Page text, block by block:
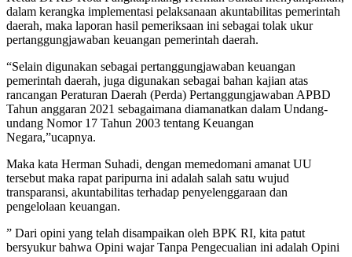
dalam kerangka implementasi pelaksanaan akuntabilitas pemerintah
daerah, maka laporan hasil pemeriksaan ini sebagai tolak ukur
pertanggungjawaban keuangan pemerintah daerah.
“Selain digunakan sebagai pertanggungjawaban keuangan
pemerintah daerah, juga digunakan sebagai bahan kajian atas
rancangan Peraturan Daerah (Perda) Pertanggungjawaban APBD
Tahun anggaran 2021 sebagaimana diamanatkan dalam Undang-
undang Nomor 17 Tahun 2003 tentang Keuangan
Negara,”ucapnya.
Maka kata Herman Suhadi, dengan memedomani amanat UU
tersebut maka rapat paripurna ini adalah salah satu wujud
transparansi, akuntabilitas terhadap penyelenggaraan dan
pengelolaan keuangan.
” Dari opini yang telah disampaikan oleh BPK RI, kita patut
bersyukur bahwa Opini wajar Tanpa Pengecualian ini adalah Opini